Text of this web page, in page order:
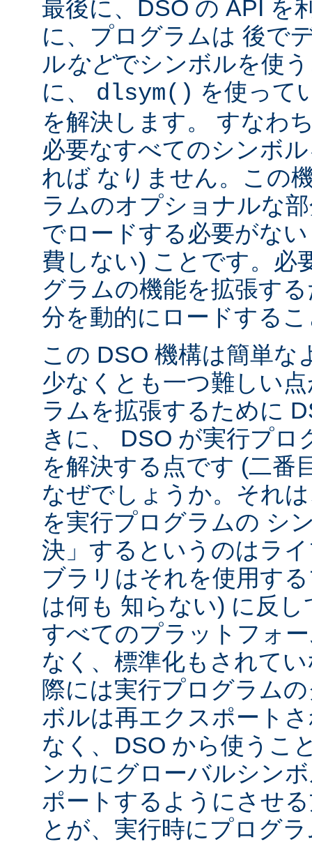
最後に、DSO の API を
に、プログラムは 後で
ルなどでシンボルを使
に、 dlsym() を使って
を解決します。 すなわ
必要なすべてのシンボ
れば なりません。この
ラムのオプショナルな
でロードする必要がな
費しない) ことです。必
グラムの機能を拡張す
分を動的にロードする
この DSO 機構は簡単な
少なくとも一つ難しい
ラムを拡張するために
きに、 DSO が実行プ
を解決する点です (二番
なぜでしょうか。それ
を実行プログラムの シ
決」するというのはラ
ブラリはそれを使用す
は何も 知らない) に反
すべてのプラットフォ
なく、標準化もされて
際には実行プログラム
ボルは再エクスポート
なく、DSO から使うこ
ンカにグローバルシン
ポートするようにさせ
とが、実行時にプログ